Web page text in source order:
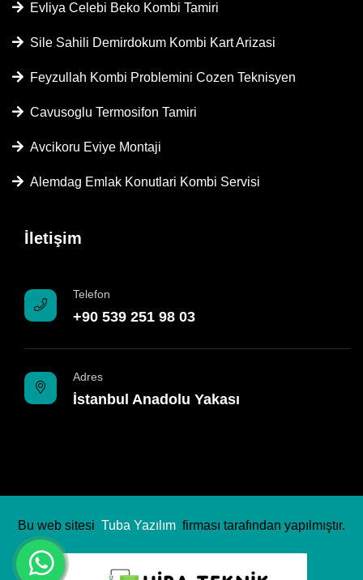
Evliya Celebi Beko Kombi Tamiri
Sile Sahili Demirdokum Kombi Kart Arizasi
Feyzullah Kombi Problemini Cozen Teknisyen
Cavusoglu Termosifon Tamiri
Avcikoru Eviye Montaji
Alemdag Emlak Konutlari Kombi Servisi
İletişim
Telefon
+90 539 251 98 03
Adres
İstanbul Anadolu Yakası
Bu web sitesi Tuba Yazılım firması tarafından yapılmıştır.